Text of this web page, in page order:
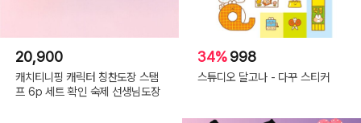
20,900
캐치티니핑 캐릭터 칭찬도장 스탬
프 6p 세트 확인 숙제 선생님도장
34%998
스튜디오 달고나 - 다꾸 스티커